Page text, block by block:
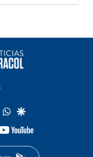
twitterwhatsapp
google
youtube-